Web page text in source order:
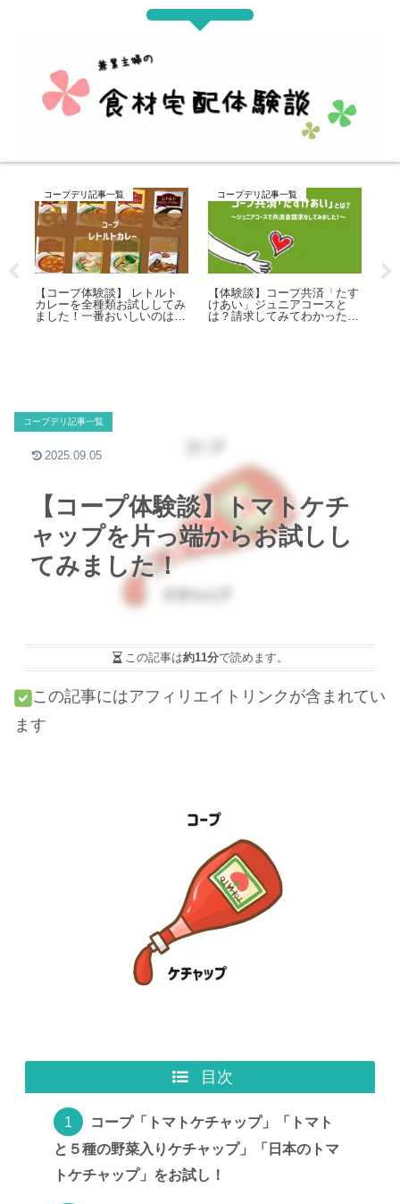
コープデリ記事一覧
【コープ体験談】 レトルト
カレーを全種類お試ししてみ
ました！一番おいしいのはど
れ？
コープデリ記事一覧
【体験談】コープ共済「たす
けあい」ジュニアコースと
は？請求してみてわかったこ
【コープ体験談】トマトケチ
ャップを片っ端からお試しし
てみました！
コープデリ記事一覧
2025.09.05
この記事は約11分で読めます。
この記事にはアフィリエイトリンクが含まれてい
ます
目次
コープ「トマトケチャップ」「トマト
と５種の野菜入りケチャップ」「日本のトマ
トケチャップ」をお試し！